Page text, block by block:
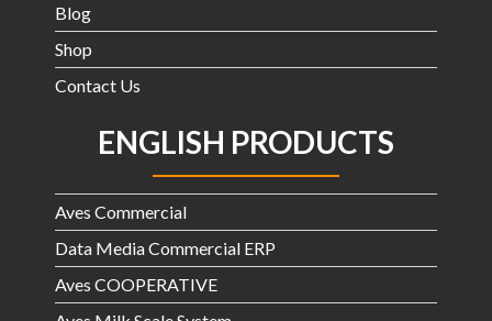
Blog
Shop
Contact Us
ENGLISH PRODUCTS
Aves Commercial
Data Media Commercial ERP
Aves COOPERATIVE